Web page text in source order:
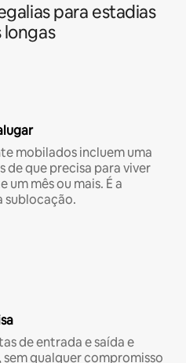
para estadias
longas
mobilados incluem uma
de que precisa para viver
mês ou mais. É a
sublocação.
de entrada e saída e
qualquer compromisso